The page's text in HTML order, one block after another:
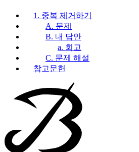
1. 중복 제거하기
A. 문제
B. 내 답안
a. 회고
C. 문제 해설
참고문헌